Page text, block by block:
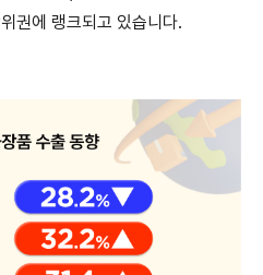
권에 랭크되고 있습니다.